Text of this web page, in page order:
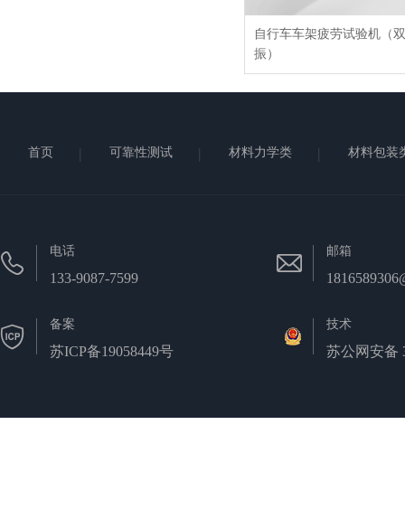
自行车车架疲劳试验机（双
振）
首页 可靠性测试 材料力学类 材料包装
电话
133-9087-7599
邮箱
备案
苏ICP备19058449号
技术
苏公网安备